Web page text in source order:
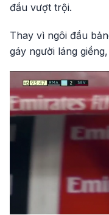
đầu vượt trội.
Thay vì ngôi đầu
gáy người láng